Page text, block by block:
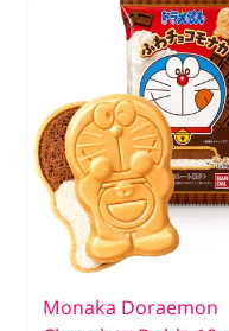
Monaka Doraemon